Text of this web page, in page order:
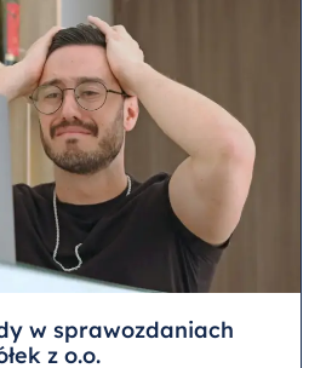
w sprawozdaniach
z o.o.